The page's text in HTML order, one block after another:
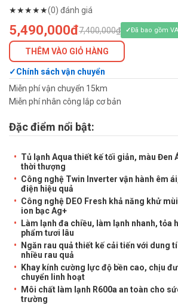
★★★★★(0) đánh giá
5,490,000đ7,400,000₫ Đã bao gồm
THÊM VÀO GIỎ HÀNG
Chính sách vận chuyển
Miễn phí vận chuyển 15km
Miễn phí nhân công lắp cơ bản
Đặc điểm nổi bật:
Tủ lạnh Aqua thiết kế tối giản, màu Đen
thời thượng
Công nghệ Twin Inverter vận hành êm
điện hiệu quả
Công nghệ DEO Fresh khả năng khử
ion bạc Ag+
Làm lạnh đa chiều, làm lạnh nhanh, tỏa
phẩm tươi lâu
Ngăn rau quả thiết kế cải tiến với dung
nhiều rau quả
Khay kính cường lực độ bền cao, chịu
chuyển linh hoạt
Môi chất làm lạnh R600a an toàn cho
trường